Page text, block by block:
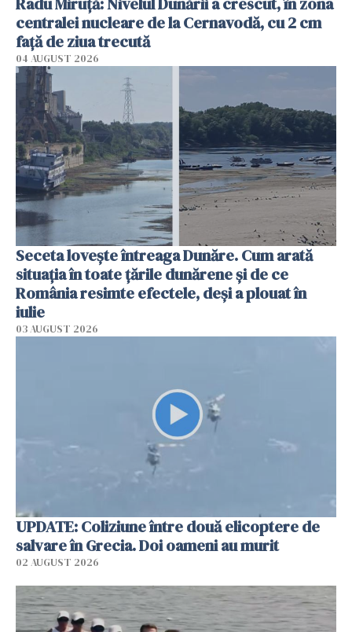
centralei nucleare de la Cernavodă, cu 2 cm
faţă de ziua trecută
04 AUGUST 2026
Seceta lovește întreaga Dunăre. Cum arată
situația în toate țările dunărene și de ce
România resimte efectele, deși a plouat în
iulie
03 AUGUST 2026
UPDATE: Coliziune între două elicoptere de
salvare în Grecia. Doi oameni au murit
02 AUGUST 2026